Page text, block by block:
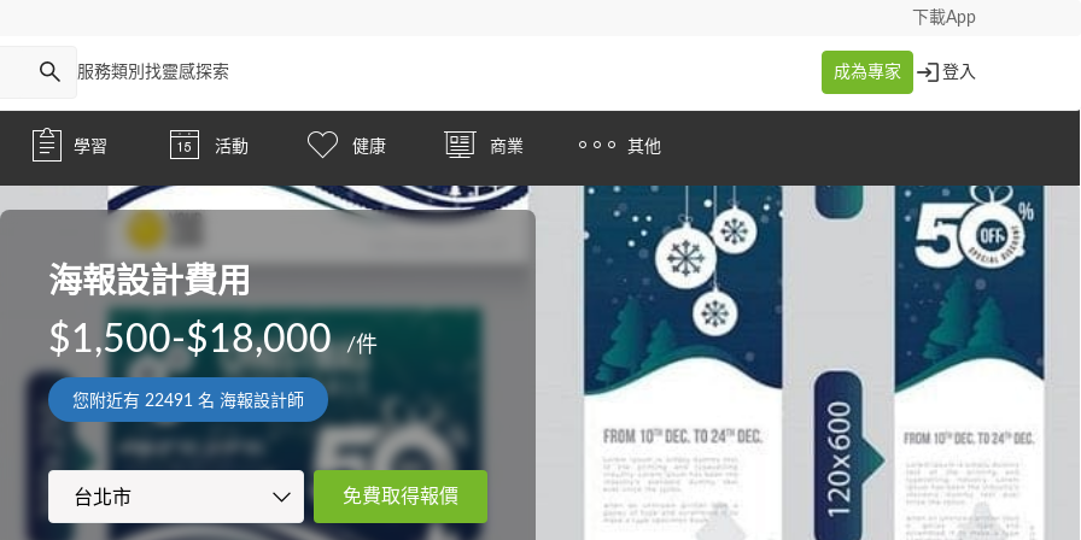
下載App
服務類別 找靈感探索 成為專家 登入
學習 活動 健康 商業 其他
海報設計費用
$1,500-$18,000 /件
您附近有 22491名 海報設計師
免費取得報價